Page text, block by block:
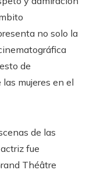
no solo la
de
mujeres en el
de las
fue
Théâtre